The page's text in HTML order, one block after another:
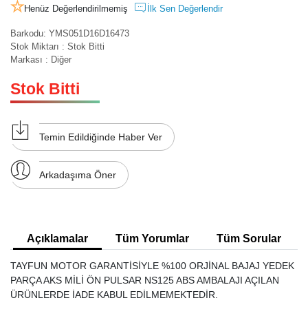
Henüz Değerlendirilmemiş İlk Sen Değerlendir
Barkodu: YMS051D16D16473
Stok Miktarı : Stok Bitti
Markası : Diğer
Stok Bitti
Temin Edildiğinde Haber Ver
Arkadaşıma Öner
Açıklamalar Tüm Yorumlar Tüm Sorular
TAYFUN MOTOR GARANTİSİYLE %100 ORJİNAL BAJAJ YEDEK
PARÇA AKS MİLİ ÖN PULSAR NS125 ABS AMBALAJI AÇILAN
ÜRÜNLERDE İADE KABUL EDİLMEMEKTEDİR.